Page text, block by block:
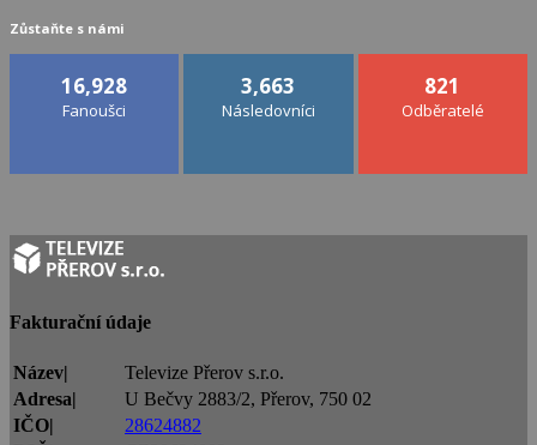
Zůstaňte s námi
16,928
Fanoušci
3,663
Následovníci
821
Odběratelé
Fakturační údaje
Název|
Televize Přerov s.r.o.
Adresa|
U Bečvy 2883/2, Přerov, 750 02
IČO|
28624882